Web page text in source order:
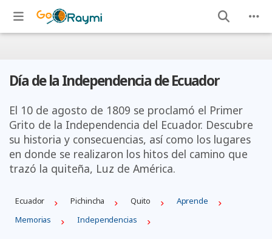
Día de la Independencia de Ecuador
El 10 de agosto de 1809 se proclamó el Primer
Grito de la Independencia del Ecuador. Descubre
su historia y consecuencias, así como los lugares
en donde se realizaron los hitos del camino que
trazó la quiteña, Luz de América.
Ecuador Pichincha Quito
Aprende
Memorias
Independencias